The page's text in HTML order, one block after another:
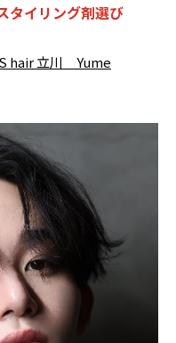
タイリング剤選び
hair 立川 Yume